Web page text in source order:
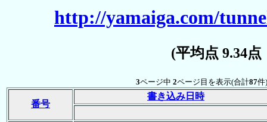
http://yamaiga.com/
(平均点 9.34
3ページ中 2ページ目を表示(合計87件)
番号
書き込み日時